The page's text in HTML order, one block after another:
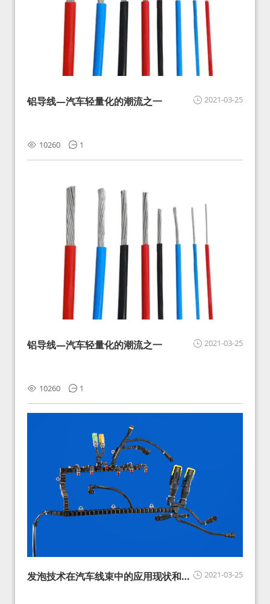
2021-03-25
铝导线—汽车轻量化的潮流之一
10260 1
2021-03-25
铝导线—汽车轻量化的潮流之一
10260 1
2021-03-25
发泡技术在汽车线束中的应用现状和展